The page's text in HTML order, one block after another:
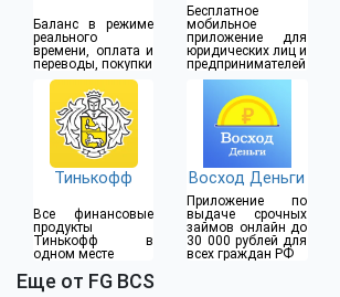
Баланс в режиме
реального
времени, оплата и
переводы, покупки
Бесплатное
мобильное
приложение для
юридических лиц и
предпринимателей
Тинькофф
Все финансовые
продукты
Тинькофф в
одном месте
Восход Деньги
Приложение по
выдаче срочных
займов онлайн до
30 000 рублей для
всех граждан РФ
Еще от FG BCS